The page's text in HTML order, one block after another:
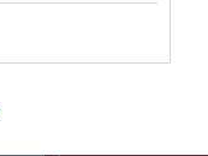
pubblicitàCl